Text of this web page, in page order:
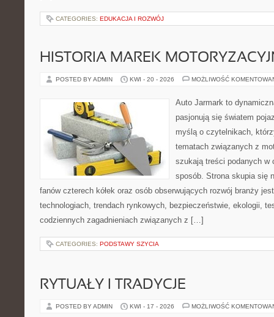
CATEGORIES: EDUKACJA I ROZWÓJ
HISTORIA MAREK
POSTED BY ADMIN KWI - 20 - 2026 MOŻLIWOŚĆ
Auto Jarmark to
pasjonują się światem
myślą o czytelnikach,
tematach związanych z
szukają treści podanych w
sposób. Strona skupia się
fanów czterech kółek oraz osób obserwujących rozwój branży
technologiach, trendach rynkowych, bezpieczeństwie, ekologii,
codziennych zagadnieniach związanych z […]
CATEGORIES: PODSTAWY SZYCIA
RYTUAŁY I TRADYCJE
POSTED BY ADMIN KWI - 17 - 2026 MOŻLIWOŚĆ